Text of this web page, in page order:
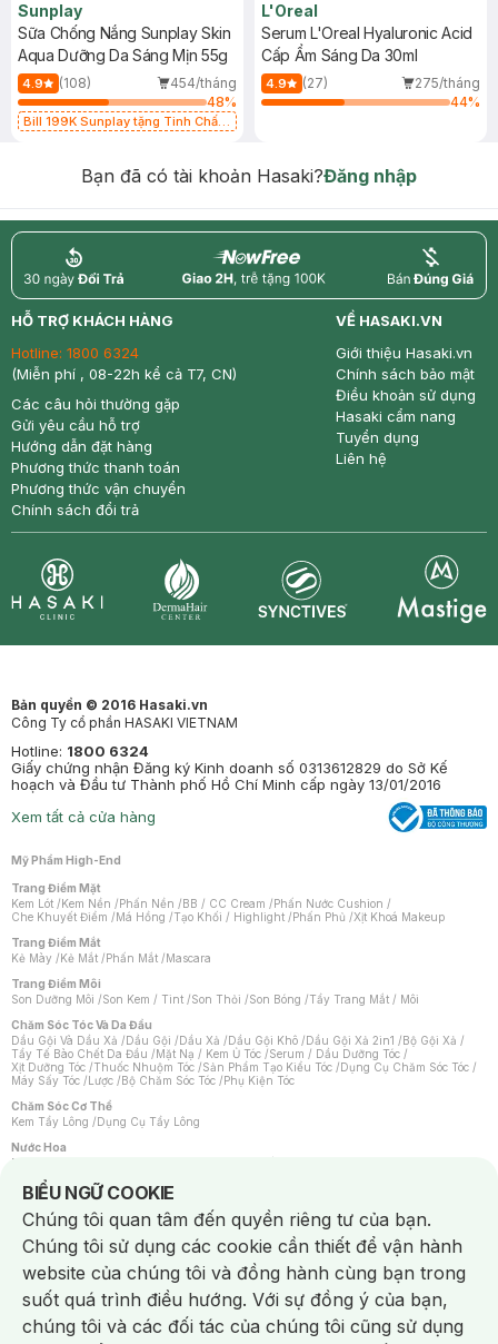
Sunplay
Sữa Chống Nắng Sunplay Skin
Aqua Dưỡng Da Sáng Mịn 55g
4.9 (108)
454/tháng
48%
Bill 199K Sunplay tặng Tinh Chất
L'Oreal
Serum L'Oreal Hyaluronic Acid
Cấp Ẩm Sáng Da 30ml
4.9 (27)
275/tháng
44%
Bạn đã có tài khoản Hasaki?Đăng nhập
return nowfree price
HỖ TRỢ KHÁCH HÀNG
Hotline: 1800 6324
(Miễn phí , 08-22h kể cả T7, CN)
Các câu hỏi thường gặp
Gửi yêu cầu hỗ trợ
Hướng dẫn đặt hàng
Phương thức thanh toán
Phương thức vận chuyển
Chính sách đổi trả
VỀ HASAKI.VN
Giới thiệu Hasaki.vn
Chính sách bảo mật
Điều khoản sử dụng
Hasaki cẩm nang
Tuyển dụng
Liên hệ
Bản quyền © 2016 Hasaki.vn
Công Ty cổ phần HASAKI VIETNAM
Hotline: 1800 6324
Giấy chứng nhận Đăng ký Kinh doanh số 0313612829 do Sở Kế
hoạch và Đầu tư Thành phố Hồ Chí Minh cấp ngày 13/01/2016
Xem tất cả cửa hàng
Mỹ Phẩm High-End
Trang Điểm Mặt
Kem Lót /Kem Nền /Phấn Nền /BB / CC Cream /Phấn Nước Cushion /
Che Khuyết Điểm /Má Hồng /Tạo Khối / Highlight /Phấn Phủ /Xịt Khoá Makeup
Trang Điểm Mắt
Kẻ Mày /Kẻ Mắt /Phấn Mắt /Mascara
Trang Điểm Môi
Son Dưỡng Môi /Son Kem / Tint /Son Thỏi /Son Bóng /Tẩy Trang Mắt / Môi
Chăm Sóc Tóc Và Da Đầu
Dầu Gội Và Dầu Xả /Dầu Gội /Dầu Xả /Dầu Gội Khô /Dầu Gội Xả 2in1 /Bộ Gội Xả /
Tẩy Tế Bào Chết Da Đầu /Mặt Nạ / Kem Ủ Tóc /Serum / Dầu Dưỡng Tóc /
Xịt Dưỡng Tóc /Thuốc Nhuộm Tóc /Sản Phẩm Tạo Kiểu Tóc /Dụng Cụ Chăm Sóc Tóc /
Máy Sấy Tóc /Lược /Bộ Chăm Sóc Tóc /Phụ Kiện Tóc
Chăm Sóc Cơ Thể
Kem Tẩy Lông /Dụng Cụ Tẩy Lông
Nước Hoa
Nước Hoa Nữ
Chăm Sóc Cá Nhân
Chống Muỗi /Khẩu Trang /Máy Massage/Mặt Nạ Xông Hơi /Nước Rửa Tay/
Sản Phẩm Chăm Sóc Khác /Bàn Chải Đánh Răng /Bàn Chải Điện/
Hỗ Trợ Trắng Răng/Kem Đánh Răng /Máy Tăm Nước/ Nước Súc Miệng/
Tăm / Chỉ Nha Khoa/ Xịt Thơm Miệng / Dung Dịch Vệ Sinh/Dưỡng Vùng Kín/
Khăn Ướt Vệ Sinh Vùng Kín/Băng Vệ Sinh/Tampon/Bọt Cạo Râu /Dao Cạo Râu/
Máy Cạo Râu
Vấn Đề Về Da
Da Dầu / Lỗ Chân Lông To/ Da Khô / Mất Nước/ Da Lão Hóa/ Da Mụn/
Da Nhạy Cảm / Kích Ứng
Da Xỉn Màu Thâm / Nám / Tàn Nhang
BIỂU NGỮ COOKIE
Notice about cookies usage
Chúng tôi quan tâm đến quyền riêng tư của bạn.
Chúng tôi sử dụng các cookie cần thiết để vận hành
website của chúng tôi và đồng hành cùng bạn trong
suốt quá trình điều hướng. Với sự đồng ý của bạn,
chúng tôi và các đối tác của chúng tôi cũng sử dụng